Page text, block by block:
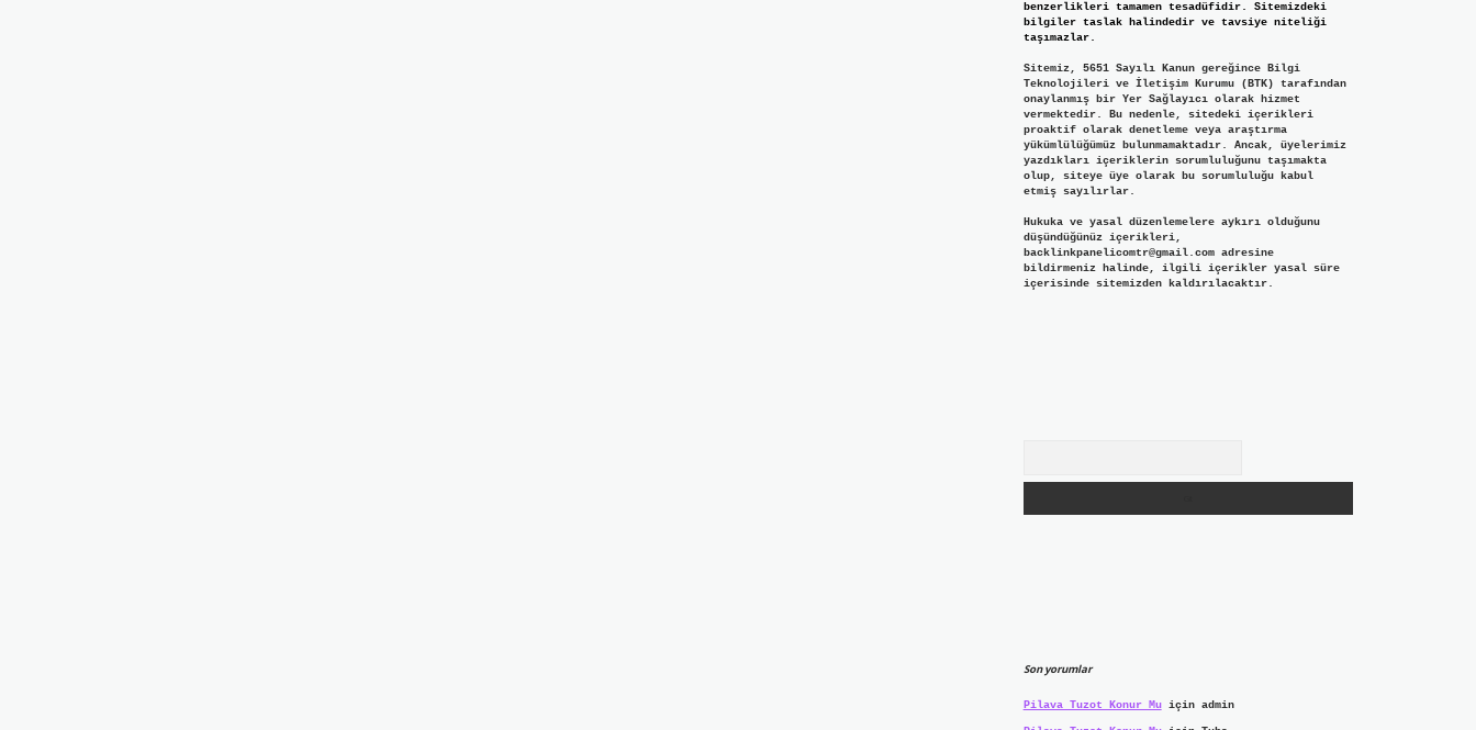
benzerlikleri tamamen tesadüfidir. Sitemizdeki
bilgiler taslak halindedir ve tavsiye niteliği
taşımazlar.
Sitemiz, 5651 Sayılı Kanun gereğince Bilgi
Teknolojileri ve İletişim Kurumu (BTK) tarafından
onaylanmış bir Yer Sağlayıcı olarak hizmet
vermektedir. Bu nedenle, sitedeki içerikleri
proaktif olarak denetleme veya araştırma
yükümlülüğümüz bulunmamaktadır. Ancak, üyelerimiz
yazdıkları içeriklerin sorumluluğunu taşımakta
olup, siteye üye olarak bu sorumluluğu kabul
etmiş sayılırlar.
Hukuka ve yasal düzenlemelere aykırı olduğunu
düşündüğünüz içerikleri,
backlinkpanelicomtr@gmail.comadresine
bildirmeniz halinde, ilgili içerikler yasal süre
içerisinde sitemizden kaldırılacaktır.
Son yorumlar
Pilava Tuzot Konur Muiçin admin